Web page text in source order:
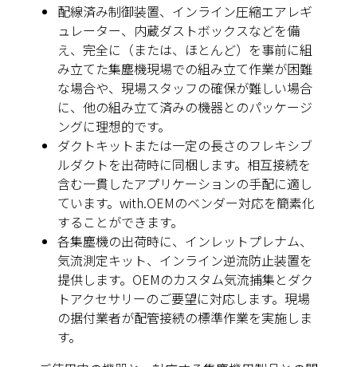
配線済み制御装置、インライン圧縮エアレギ
ュレーター、内蔵ダストボックスなどを備
え、完全に（または、ほとんど）を事前に組
み立てた集塵機現場での組み立て作業が困難
な場合や、現場スタッフの確保が難しい場合
に、他の組み立て済みの機器とのパッケージ
ングに理想的です。
ダクトキットまたは一定の長さのフレキシブ
ルダクトを出荷時に同梱します。相互接続を
含む一貫したアプリケーションの手配に適し
ています。with.OEMのベンダー対応を簡素化
することができます。
各集塵機の出荷時に、インレットプレナム、
気流測定キット、インライン逆流防止装置を
提供します。OEMのカスタム気流捕集とダク
トアクセサリーのご要望に対応します。現場
の据付業者が配管接続の標準作業を実施しま
す。